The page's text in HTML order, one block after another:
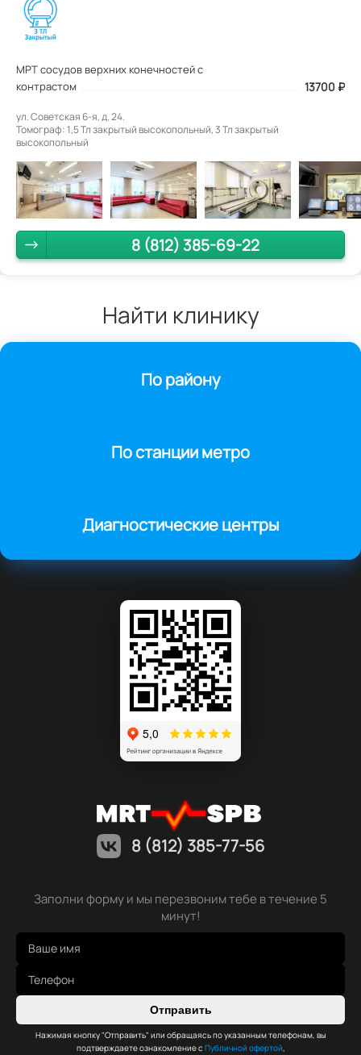
МРТ сосудов верхних конечностей с
контрастом
13700 ₽
ул. Советская 6-я, д. 24.
Томограф: 1,5 Тл закрытый высокопольный, 3 Тл закрытый
высокопольный
8 (812) 385-69-22
Найти клинику
По району
По станции метро
Диагностические центры
8 (812) 385-77-56
Заполни форму и мы перезвоним тебе в течение 5
минут!
Отправить
Нажимая кнопку "Отправить" или обращаясь по указанным телефонам, вы
подтверждаете ознакомление с Публичной офертой,